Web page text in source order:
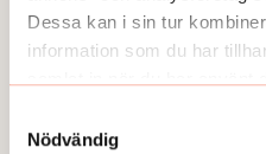
Dessa kan i sin tur
information som du har
Nödvändig